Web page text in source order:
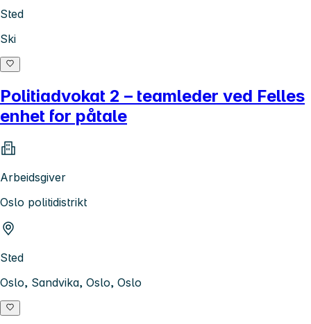
Sted
Ski
Politiadvokat 2 – teamleder ved Felles
enhet for påtale
Arbeidsgiver
Oslo politidistrikt
Sted
Oslo, Sandvika, Oslo, Oslo